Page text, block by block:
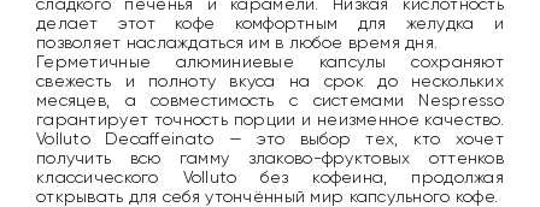
сладкого печенья и карамели. Низкая кислотность
делает этот кофе комфортным для желудка и
позволяет наслаждаться им в любое время дня.
Герметичные алюминиевые капсулы сохраняют
свежесть и полноту вкуса на срок до нескольких
месяцев, а совместимость с системами Nespresso
гарантирует точность порции и неизменное качество.
Volluto Decaffeinato — это выбор тех, кто хочет
получить всю гамму злаково-фруктовых оттенков
классического Volluto без кофеина, продолжая
открывать для себя утончённый мир капсульного кофе.